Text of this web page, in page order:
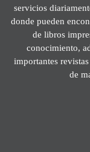
servicios
donde pueden
de libros
conocimiento,
importantes
de